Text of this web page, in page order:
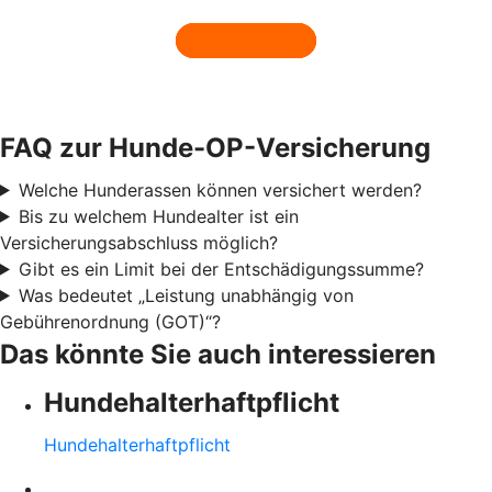
FAQ zur Hunde-OP-Versicherung
Welche Hunderassen können versichert werden?
Bis zu welchem Hundealter ist ein
Versicherungsabschluss möglich?
Gibt es ein Limit bei der Entschädigungssumme?
Was bedeutet „Leistung unabhängig von
Gebührenordnung (GOT)“?
Das könnte Sie auch interessieren
Hundehalter­haftpflicht
Hundehalter­haftpflicht